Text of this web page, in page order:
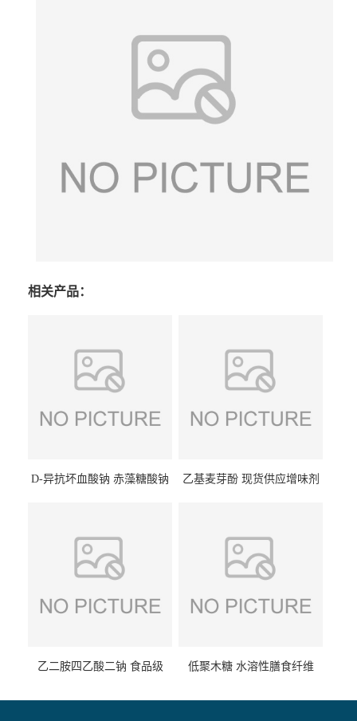
相关产品：
D-异抗坏血酸钠 赤藻糖酸钠
乙基麦芽酚 现货供应增味剂
乙二胺四乙酸二钠 食品级
低聚木糖 水溶性膳食纤维